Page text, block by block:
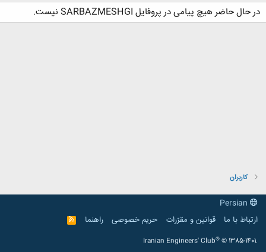
در حال حاضر هیچ پیامی در پروفایل SARBAZMESHGI نیست.
کاربران
ارتباط با ما
قوانین و مقرّرات حریم خصوصی راهنما
R
S
Iranian Engineers' Club® © 1385-1401.